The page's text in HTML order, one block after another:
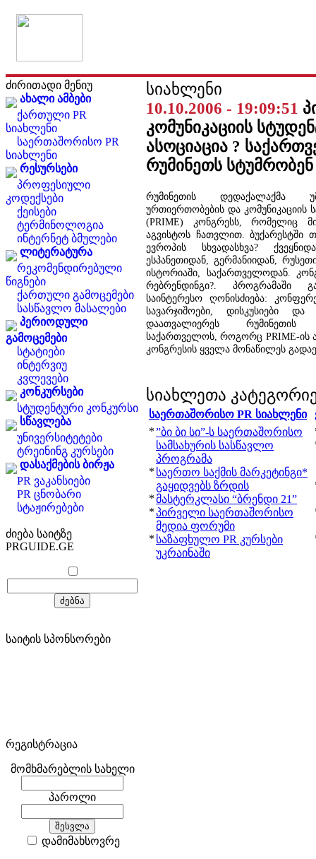
ძირითადი მენიუ
ახალი ამბები
ქართული PR
სიახლენი
საერთაშორისო PR
სიახლენი
რესურსები
პროფესიული
კოდექსები
ქეისები
ტერმინოლოგია
ინტერნეტ ბმულები
ლიტერატურა
რეკომენდირებული
წიგნები
ქართული გამოცემები
სასწავლო მასალები
პერიოდული
გამოცემები
სტატიები
ინტერვიუ
კვლევები
კონკურსები
სტუდენტური კონკურსი
სწავლება
უნივერსიტეტები
ტრეინინგ კურსები
დასაქმების ბირჟა
PR ვაკანსიები
PR ცნობარი
სტაჟირებები
ძიება საიტზე
PRGUIDE.GE
საიტის სპონსორები
რეგისტრაცია
მომხმარებლის სახელი
პაროლი
დამიმახსოვრე
სიახლენი
10.10.2006 - 19:09:51
კომუნიკაციის
ასოციაცია ?
რუმინეთს სტუმრობენ
რუმინეთის დედაქალაქმა
ურთიერთობების და კომუნიკაციის
(PRIME) კონგრესს, რომელიც
აგვისტოს ჩათვლით. ბუქარესტში
ევროპის სხვადასხვა?
ესპანეთიდან, გერმანიიდან,
ისტორიაში, საქართველოდან.
რებრენდინგი?. პროგრამაში
საინტერესო ღონისძიება:
სავარჯიშოები, დისკუსიები
დაათვალიერეს რუმინეთის
საქართველოს, როგორც PRIME-ის
კონგრესის ყველა მონაწილეს
სიახლეთა
საერთაშორისო PR სიახლენი
*”ბი ბი სი”-ს საერთაშორისო
სამსახურის სასწავლო
პროგრამა
* საერთო საქმის მარკეტინგი*
გაყიდვებს ზრდის
*მასტერკლასი “ბრენდი 21”
*პირველი საერთაშორისო
მედია ფორუმი
* საზაფხულო PR კურსები
უკრაინაში